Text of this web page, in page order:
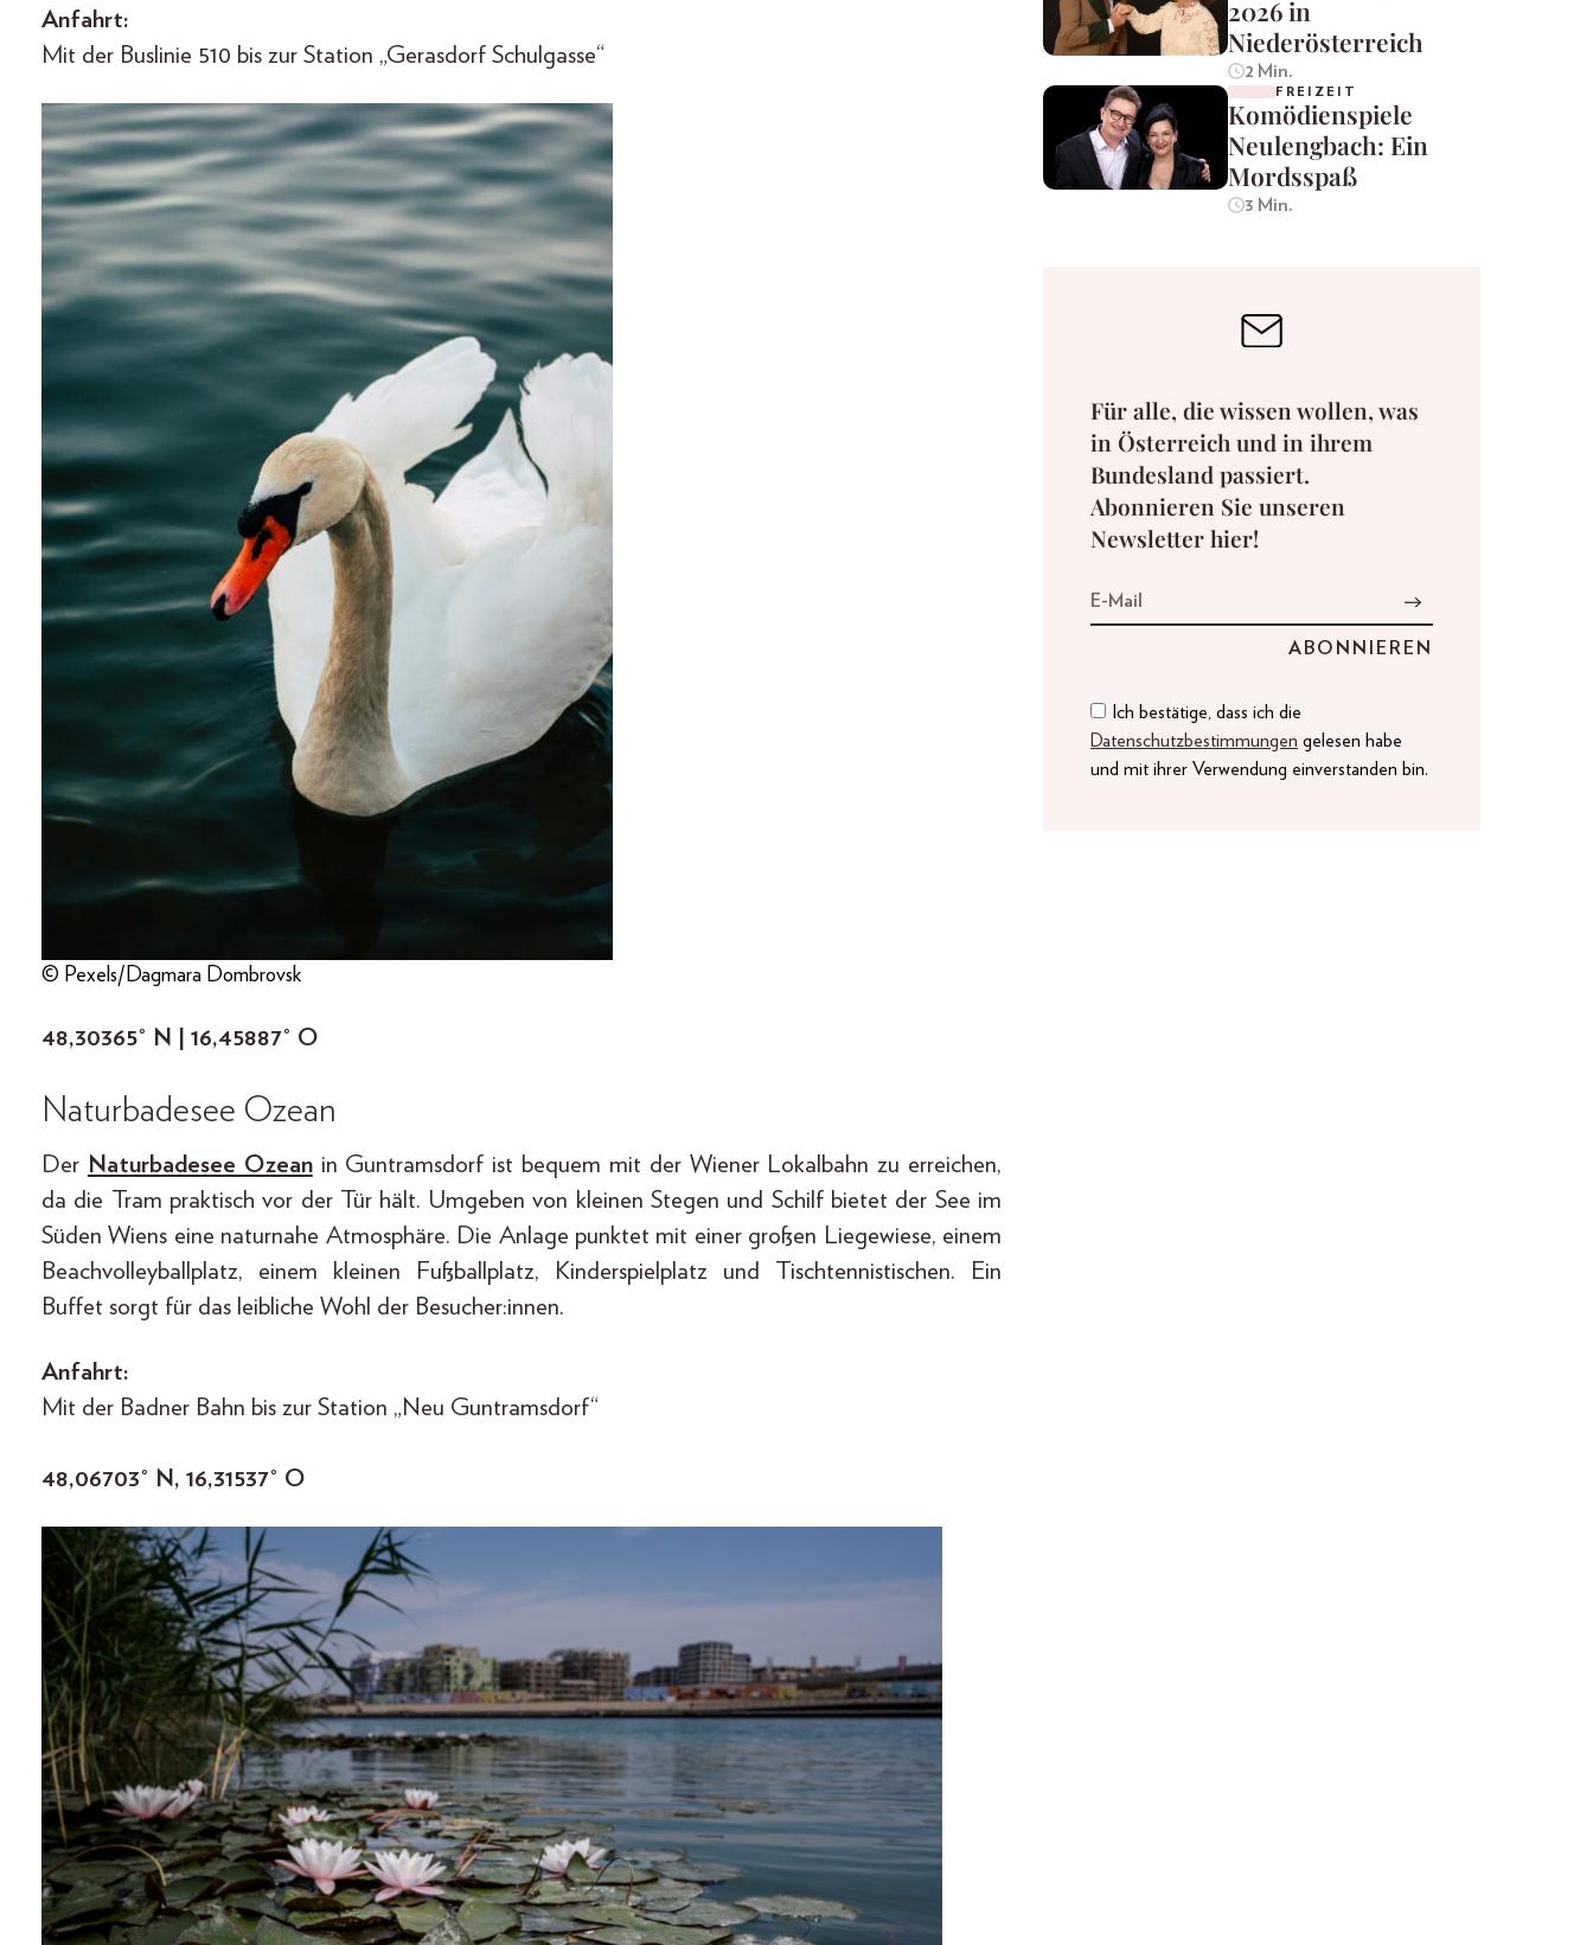
Anfahrt:
Mit der Buslinie 510 bis zur Station „Gerasdorf Schulgasse“
© Pexels/Dagmara Dombrovsk
48,30365° N | 16,45887° O
Naturbadesee Ozean
Der Naturbadesee Ozeanin Guntramsdorf ist bequem mit der Wiener Lokalbahn zu erreichen,
da die Tram praktisch vor der Tür hält. Umgeben von kleinen Stegen und Schilf bietet der See im
Süden Wiens eine naturnahe Atmosphäre. Die Anlage punktet mit einer großen Liegewiese, einem
Beachvolleyballplatz, einem kleinen Fußballplatz, Kinderspielplatz und Tischtennistischen. Ein
Buffet sorgt für das leibliche Wohl der Besucher:innen.
Anfahrt:
Mit der Badner Bahn bis zur Station „Neu Guntramsdorf“
48,06703° N, 16,31537° O
2026 in
Niederösterreich
2 Min.
FREIZEIT
Komödienspiele
Neulengbach: Ein
Mordsspaß
3 Min.
Für alle, die wissen wollen, was
in Österreich und in ihrem
Bundesland passiert.
Abonnieren Sie unseren
Newsletter hier!
Ich bestätige, dass ich die
Datenschutzbestimmungen gelesen habe
und mit ihrer Verwendung einverstanden bin.